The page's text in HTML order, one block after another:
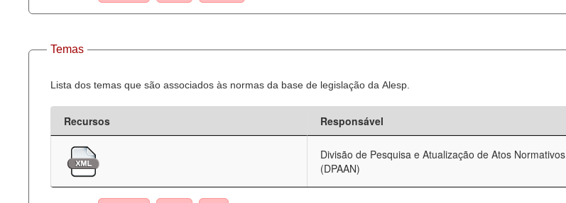
Temas
Lista dos temas que são associados às normas da base de legislação da Alesp.
Recursos Responsável
Divisão de Pesquisa e Atualização de Atos Normativos
(DPAAN)